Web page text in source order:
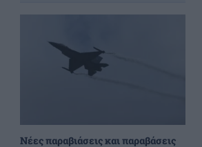
Νέες παραβιάσεις και παραβάσεις